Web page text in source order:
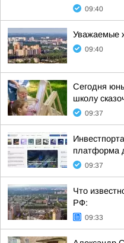
09:40
Уважаемые
09:40
Сегодня
школу
09:37
платформа
09:37
Что
РФ:
09:33